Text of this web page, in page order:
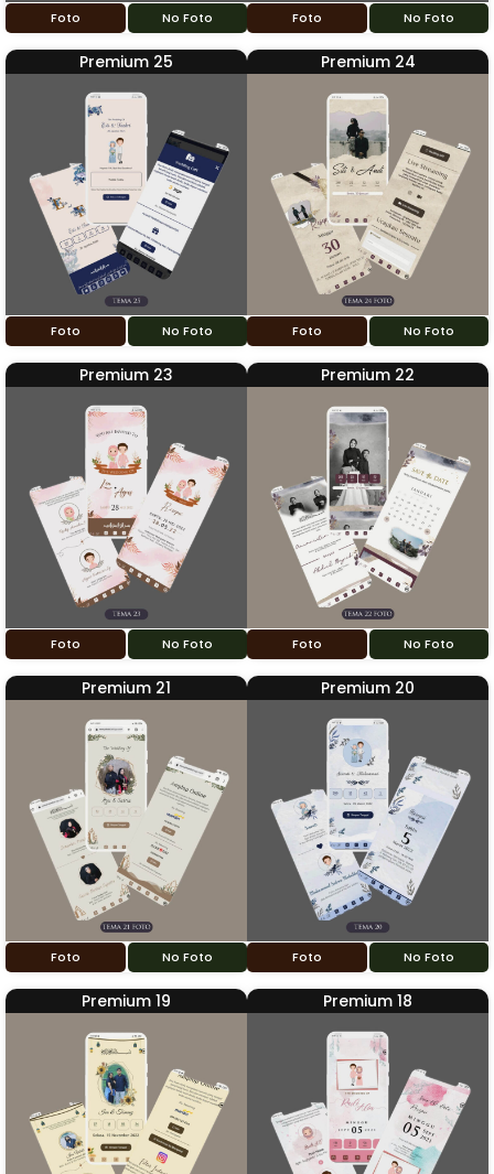
Foto No Foto Foto No Foto
Premium 25
Foto No Foto
Premium 24
Foto No Foto
Premium 23
Foto No Foto
Premium 22
Foto No Foto
Premium 21
Foto No Foto
Premium 20
Foto No Foto
Premium 19 Premium 18